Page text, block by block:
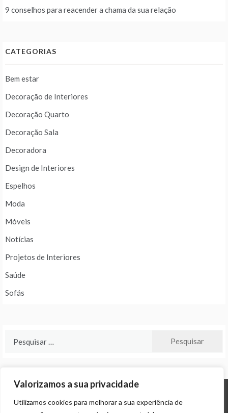
Valorizamos a sua privacidade
Utilizamos cookies para melhorar a sua experiência de
9 conselhos para reacender a chama da sua relação
CATEGORIAS
Bem estar
Decoração de Interiores
Decoração Quarto
Decoração Sala
Decoradora
Design de Interiores
Espelhos
Moda
Móveis
Notícias
Projetos de Interiores
Saúde
Sofás
© ALL RIGHTS RESERVED 2024 THEME: PROMOS BYTEMPLATE SELL